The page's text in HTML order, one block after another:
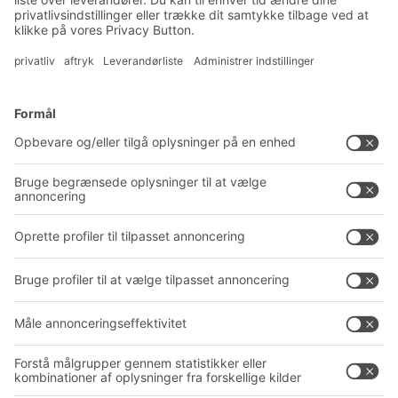
Tilmeld dig vores nyhedsbrev
Løsninger
Intralogistikløsninger
Kassesystemer
Reolsystemer
Service
PRODUKTKATALOG
PROJECT GUIDE
Virksomhed
Vores globale netværk
Produktionssteder
Follow us